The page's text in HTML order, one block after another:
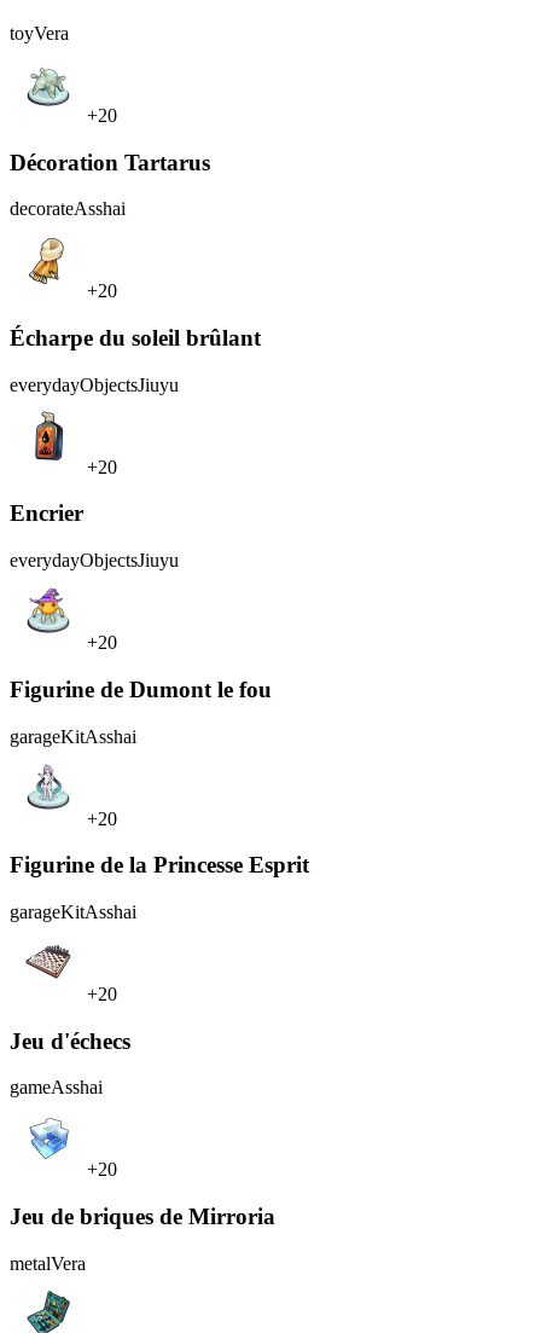
toyVera
+20
Décoration Tartarus
decorateAsshai
+20
Écharpe du soleil brûlant
everydayObjectsJiuyu
+20
Encrier
everydayObjectsJiuyu
+20
Figurine de Dumont le fou
garageKitAsshai
+20
Figurine de la Princesse Esprit
garageKitAsshai
+20
Jeu d'échecs
gameAsshai
+20
Jeu de briques de Mirroria
metalVera